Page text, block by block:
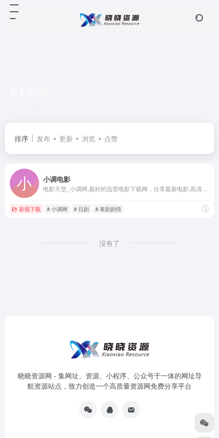
排序 发布 更新 浏览 点赞
小调电影
影视下载 # 小调网 # 日剧 # 泰剧剧情
没有了
晓晓资源网 - 集网址、资源、小程序、公众号于一体的网址导
航资源站点，致力创造一个高质量资源网免费分享平台